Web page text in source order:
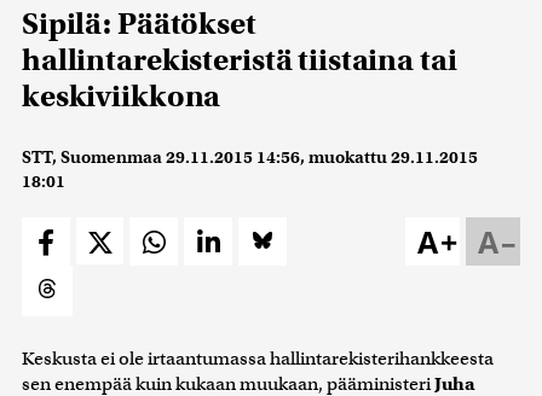
Sipilä: Päätökset
hallintarekisteristä tiistaina tai
keskiviikkona
STT, Suomenmaa29.11.2015 14:56, muokattu29.11.2015
18:01
A–
A+
Keskusta ei ole irtaantumassa hallintarekisterihankkeesta
sen enempää kuin kukaan muukaan, pääministeriJuha